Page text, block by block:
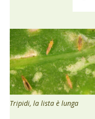
Tripidi, la lista è lunga